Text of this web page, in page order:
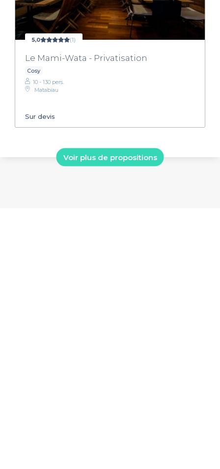
5,0 (1)
Le Mami-Wata - Privatisation
Cosy
10 - 130 pers.
Matabiau
Sur devis
Voir plus de propositions